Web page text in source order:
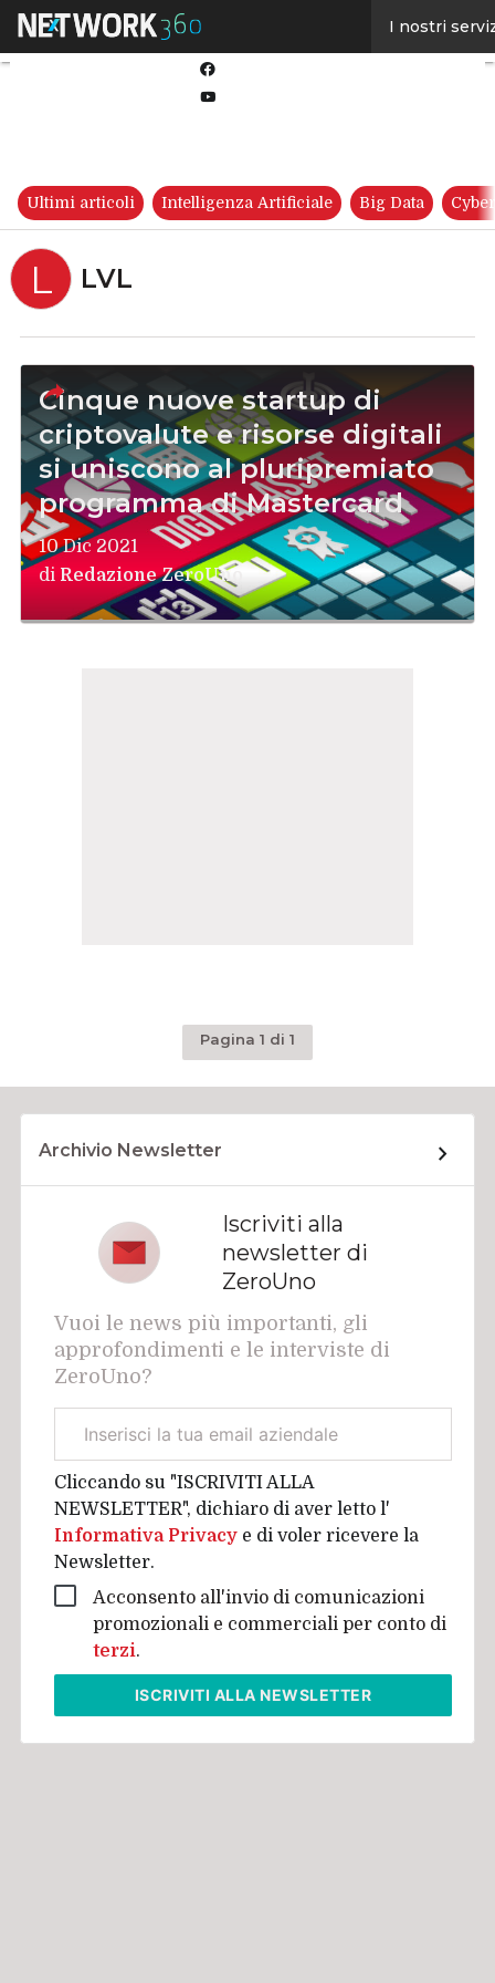
I nostri
Ultimi articoli Intelligenza Artificiale Big Data
L LVL
Cinque nuove startup di
criptovalute e risorse digitali
si uniscono al pluripremiato
programma di Mastercard
10 Dic 2021
di Redazione ZeroUno
Pagina 1 di 1
Archivio Newsletter
Iscriviti alla
newsletter di
ZeroUno
Vuoi le news più importanti, gli
approfondimenti e le interviste di
ZeroUno?
aziendale
Cliccando su "ISCRIVITI ALLA
NEWSLETTER", dichiaro di aver letto l'
Informativa Privacy e di voler ricevere la
Newsletter.
Acconsento all'invio di comunicazioni
promozionali e commerciali per conto di
terzi.
ISCRIVITI ALLA NEWSLETTER